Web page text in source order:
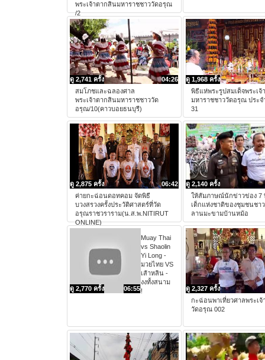
พระเจ้าตากสินมหาราชชาววัดอรุณ
/2
04:26
ดู 2,741 ครั้ง
สมโภชและฉลองศาล
พระเจ้าตากสินมหาราชชาววัด
อรุณ/10(คาวบอยธนบุรี)
ดู 1,968 ครั้ง
พิธีแห่พระรูปสมเด็จพระเจ้
มหาราชชาววัดอรุณ ประจ
31
06:42
ดู 2,875 ครั้ง
ค่ายกะฉ่อนดอทคอม จัดพิธี
บวงสรวงครั้งประวัติศาสตร์ที่วัด
อรุณราชวราราม(น.ส.พ.NITIRUT
ONLINE)
ดู 2,140 ครั้ง
ให้สัมภาษณ์นักข่าวข่อง 7
เด็กแห่งชาติของชุมชนชา
ลานมะขามบ้านหม้อ
06:55
ดู 2,770 ครั้ง
Muay Thai
vs Shaolin
Yi Long -
มวยไทย VS
เส้าหลิน -
งงทั้งสนาม
!
ดู 2,327 ครั้ง
กะฉ่อนพาเที่ยวศาลพระเจ้
วัดอรุณ 002